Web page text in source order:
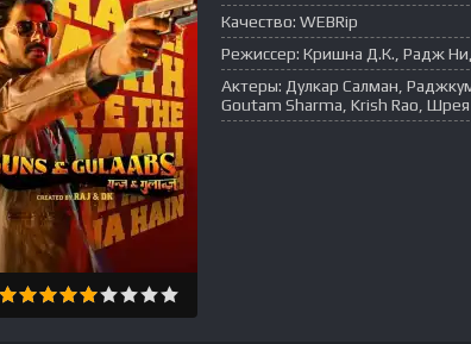
Качество: WEBRip
Режиссер: Кришна Д.К., Радж
Актеры: Дулкар Салман,
Goutam Sharma, Krish Rao,